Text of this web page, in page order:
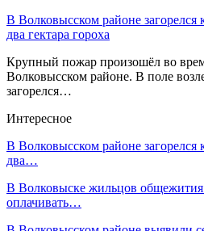
В Волковысском районе
два гектара гороха
Крупный пожар произошёл во
Волковысском районе. В поле
загорелся…
Интересное
В Волковысском районе
два…
В Волковыске жильцов общежития
оплачивать…